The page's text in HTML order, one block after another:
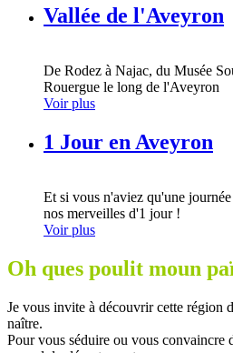
Vallée de l'Aveyron
De Rodez à Najac, du Musée
Rouergue le long de l'Aveyron
Voir plus
1 Jour en Aveyron
Et si vous n'aviez qu'une
nos merveilles d'1 jour !
Voir plus
Oh ques poulit moun
Je vous invite à découvrir cette région
naître.
Pour vous séduire ou vous convaincre